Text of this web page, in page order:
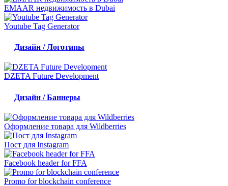
EMAAR недвижимость в Dubai
Youtube Tag Generator
Дизайн / Логотипы
DZETA Future Development
Дизайн / Баннеры
Оформление товара для Wildberries
Пост для Instagram
Facebook header for FFA
Promo for blockchain conference